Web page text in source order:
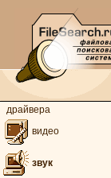
драйвера
видео
звук